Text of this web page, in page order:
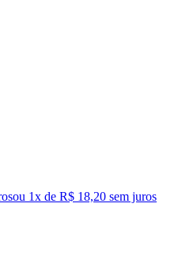
ou 1x de R$ 18,20 sem juros